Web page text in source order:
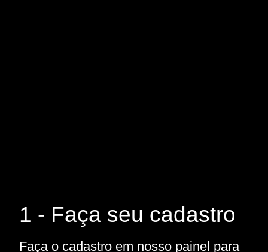
1 - Faça seu cadastro
Faça o cadastro em nosso painel para